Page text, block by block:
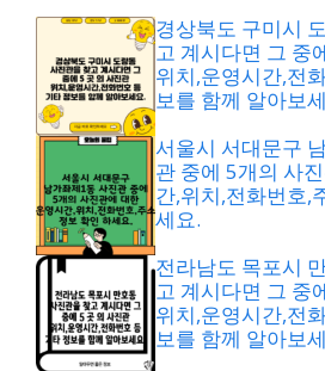
경상북도 구미시
고 계시다면 그 중
위치,운영시간,전
보를 함께 알아보
서울시 서대문구
관 중에 5개의 사
간,위치,전화번호,
세요.
전라남도 목포시
고 계시다면 그 중
위치,운영시간,전
보를 함께 알아보